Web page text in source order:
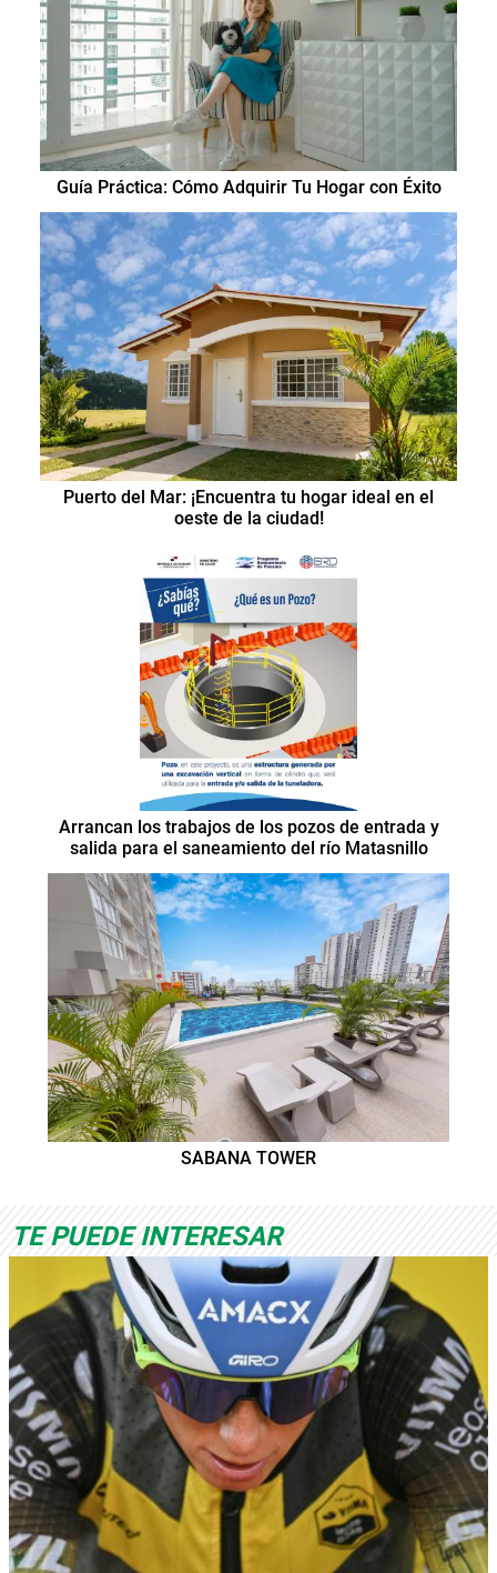
Guía Práctica: Cómo Adquirir Tu Hogar con Éxito
Puerto del Mar: ¡Encuentra tu hogar ideal en el
oeste de la ciudad!
Arrancan los trabajos de los pozos de entrada y
salida para el saneamiento del río Matasnillo
SABANA TOWER
TE PUEDE INTERESAR